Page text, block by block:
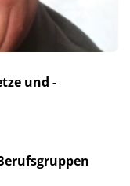
und